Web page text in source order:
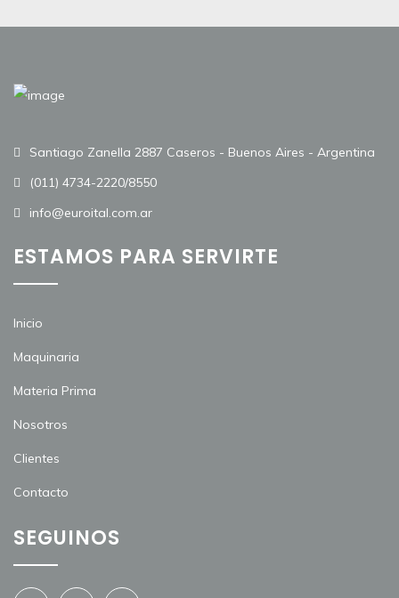
Santiago Zanella 2887 Caseros - Buenos Aires - Argentina
(011) 4734-2220/8550
info@euroital.com.ar
ESTAMOS PARA SERVIRTE
Inicio
Maquinaria
Materia Prima
Nosotros
Clientes
Contacto
SEGUINOS